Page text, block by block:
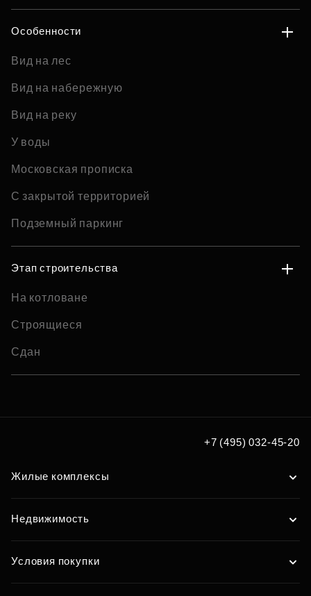
Особенности
Вид на лес
Вид на набережную
Вид на реку
У воды
Московская прописка
С закрытой территорией
Подземный паркинг
Этап строительства
На котловане
Строящиеся
Сдан
+7 (495) 032-45-20
Жилые комплексы
Недвижимость
Условия покупки